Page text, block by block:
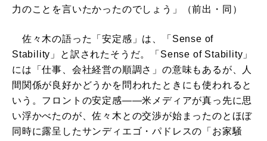
力のことを言いたかったのでしょう」（前出・同）
佐々木の語った「安定感」は、「Sense of
Stability」と訳されたそうだ。「Sense of Stability」
には「仕事、会社経営の順調さ」の意味もあるが、人
間関係が良好かどうかを問われたときにも使われると
いう。フロントの安定感――米メディアが真っ先に思
い浮かべたのが、佐々木との交渉が始まったのとほぼ
同時に露呈したサンディエゴ・パドレスの「お家騒